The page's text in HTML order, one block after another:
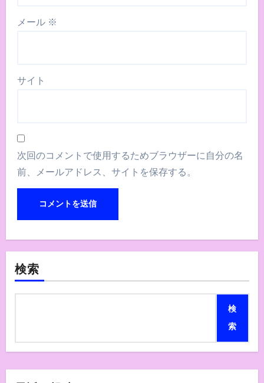
メール ※
サイト
次回のコメントで使用するためブラウザーに自分の名
前、メールアドレス、サイトを保存する。
検索
検
索